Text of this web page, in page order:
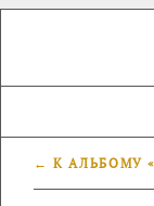
← К АЛЬБОМУ